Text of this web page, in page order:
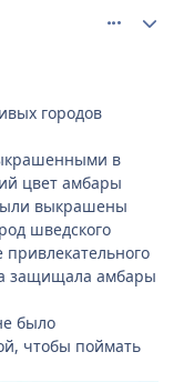
городов
в
цвет амбары
выкрашены
шведского
привлекательного
защищала амбары
было
чтобы поймать